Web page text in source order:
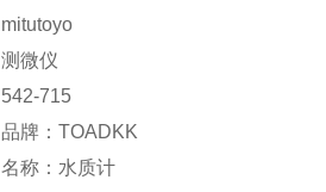
mitutoyo
测微仪
542-715
品牌：TOADKK
名称：水质计